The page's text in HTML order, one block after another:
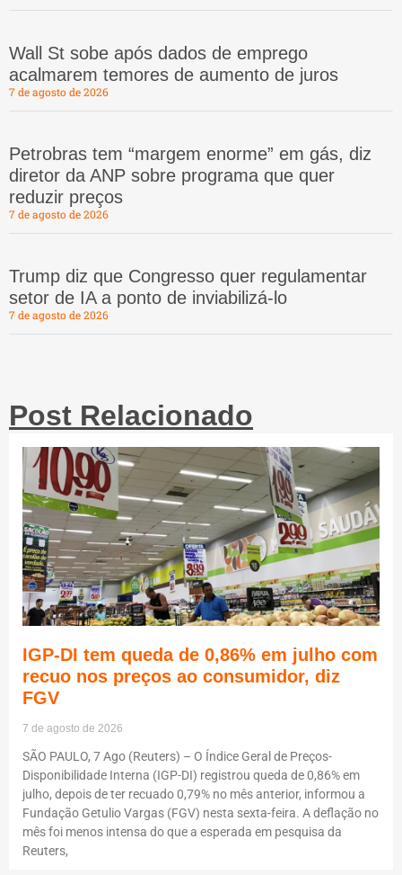
Wall St sobe após dados de emprego
acalmarem temores de aumento de juros
7 de agosto de 2026
Petrobras tem “margem enorme” em gás, diz
diretor da ANP sobre programa que quer
reduzir preços
7 de agosto de 2026
Trump diz que Congresso quer regulamentar
setor de IA a ponto de inviabilizá-lo
7 de agosto de 2026
Post Relacionado
IGP-DI tem queda de 0,86% em julho com
recuo nos preços ao consumidor, diz
FGV
7 de agosto de 2026
SÃO PAULO, 7 Ago (Reuters) – O Índice Geral de Preços-
Disponibilidade Interna (IGP-DI) registrou queda de 0,86% em
julho, depois de ter recuado 0,79% no mês anterior, informou a
Fundação Getulio Vargas (FGV) nesta sexta-feira. A deflação no
mês foi menos intensa do que a esperada em pesquisa da
Reuters,